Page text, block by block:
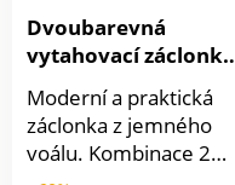
Dvoubarevná
vytahovací záclonka
se stuhami
Moderní a praktická
záclonka z jemného
voálu. Kombinace 2